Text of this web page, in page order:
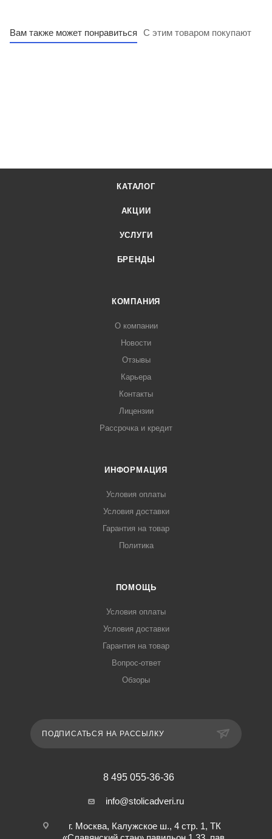
Вам также может понравиться С этим товаром покупают
КАТАЛОГ
АКЦИИ
УСЛУГИ
БРЕНДЫ
КОМПАНИЯ
О компании
Новости
Отзывы
Карьера
Контакты
Лицензии
Рассрочка и кредит
ИНФОРМАЦИЯ
Условия оплаты
Условия доставки
Гарантия на товар
Политика
ПОМОЩЬ
Условия оплаты
Условия доставки
Гарантия на товар
Вопрос-ответ
Обзоры
ПОДПИСАТЬСЯ НА РАССЫЛКУ
8 495 055-36-36
info@stolicadveri.ru
г. Москва, Калужское ш., 4 стр. 1, ТК